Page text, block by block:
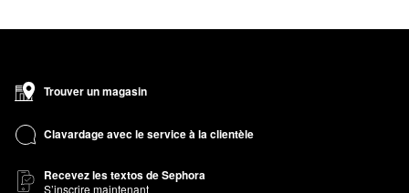
Trouver un magasin
Clavardage avec le service à la clientèle
Recevez les textos de Sephora
S’inscrire maintenant